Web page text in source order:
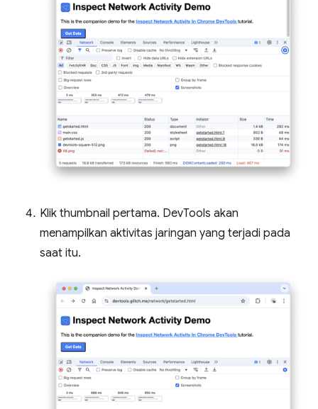
Klik thumbnail pertama. DevTools akan
menampilkan aktivitas jaringan yang terjadi pada
saat itu.